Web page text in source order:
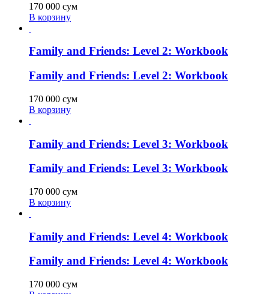
170 000 сум
В корзину
Family and Friends: Level 2: Workbook
Family and Friends: Level 2: Workbook
170 000 сум
В корзину
Family and Friends: Level 3: Workbook
Family and Friends: Level 3: Workbook
170 000 сум
В корзину
Family and Friends: Level 4: Workbook
Family and Friends: Level 4: Workbook
170 000 сум